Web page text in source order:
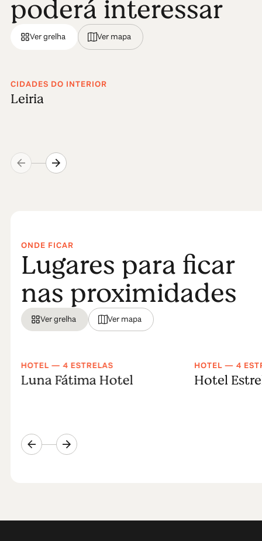
poderá interessar
Ver grelha Ver mapa
CIDADES DO INTERIOR
Leiria
ONDE FICAR
Lugares para ficar
nas proximidades
Ver grelha Ver mapa
HOTEL — 4 ESTRELAS
Luna Fátima Hotel
HOTEL — 4
Hotel